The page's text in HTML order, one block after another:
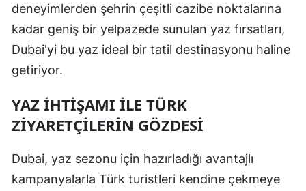
deneyimlerden şehrin çeşitli cazibe noktalarına
kadar geniş bir yelpazede sunulan yaz fırsatları,
Dubai'yi bu yaz ideal bir tatil destinasyonu haline
getiriyor.
YAZ İHTIŞAMI ILE TÜRK
ZIYARETÇILERIN GÖZDESI
Dubai, yaz sezonu için hazırladığı avantajlı
kampanyalarla Türk turistleri kendine çekmeye